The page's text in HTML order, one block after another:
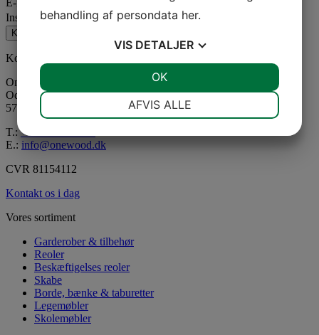
Institution, Skole eller Organisation
Kontakt os om jeres projekt og idéer
Kontaktinformation
One Wood Furniture A/S
Odensevej 28
5772 Kværndrup
T.:+45 62 27 19 30
E.: info@onewood.dk
CVR 81154112
Kontakt os i dag
Vores sortiment
Garderober & tilbehør
Reoler
Beskæftigelses reoler
Skabe
Borde, bænke & taburetter
Legemøbler
Skolemøbler
behandling af persondata her.
VIS DETALJER
MARKETING
AFVIS ALLE
OK